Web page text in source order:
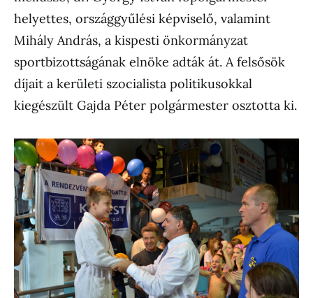
helyettes, országgyűlési képviselő, valamint
Mihály András, a kispesti önkormányzat
sportbizottságának elnöke adták át. A felsősök
díjait a kerületi szocialista politikusokkal
kiegészült Gajda Péter polgármester osztotta ki.